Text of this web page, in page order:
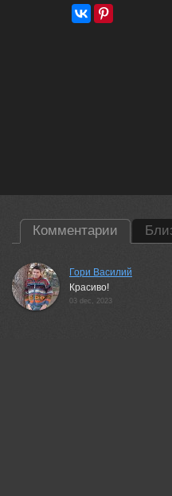
Комментарии
Гори Василий
Красиво!
03 dec, 2023